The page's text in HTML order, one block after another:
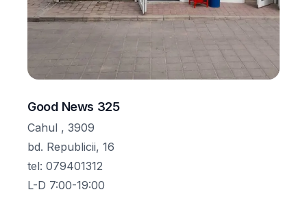
Good News 325
Cahul , 3909
bd. Republicii, 16
tel: 079401312
L-D 7:00-19:00